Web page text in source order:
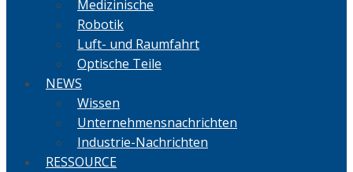
Medizinische
Robotik
Luft- und Raumfahrt
Optische Teile
NEWS
Wissen
Unternehmensnachrichten
Industrie-Nachrichten
RESSOURCE